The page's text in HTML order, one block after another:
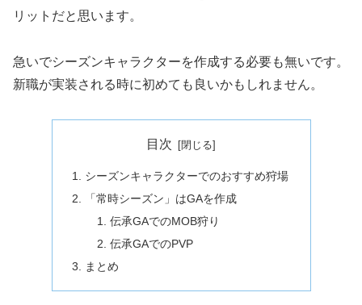
リットだと思います。
急いでシーズンキャラクターを作成する必要も無いです。
新職が実装される時に初めても良いかもしれません。
目次
シーズンキャラクターでのおすすめ狩場
「常時シーズン」はGAを作成
伝承GAでのMOB狩り
伝承GAでのPVP
まとめ